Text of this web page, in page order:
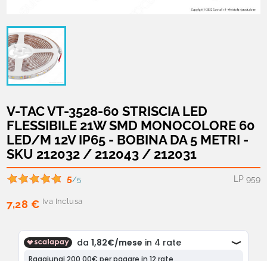
V-TAC VT-3528-60 STRISCIA LED
FLESSIBILE 21W SMD MONOCOLORE 60
LED/M 12V IP65 - BOBINA DA 5 METRI -
SKU 212032 / 212043 / 212031
LP 959
5/5
7,28 € Iva Inclusa